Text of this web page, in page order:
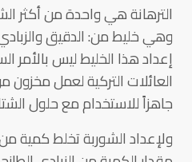
الترهانة هي واحدة من أكثر
وهي خليط من: الدقيق
إعداد هذا الخليط ليس
العائلات التركية لعمل
جاهزاً للاستخدام مع حلول
ولإعداد الشوربة تخلط كمية